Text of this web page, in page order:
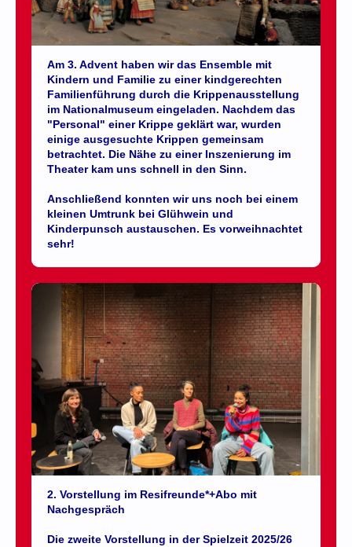
Am 3. Advent haben wir das Ensemble mit
Kindern und Familie zu einer kindgerechten
Familienführung durch die Krippenausstellung
im Nationalmuseum eingeladen. Nachdem das
"Personal" einer Krippe geklärt war, wurden
einige ausgesuchte Krippen gemeinsam
betrachtet. Die Nähe zu einer Inszenierung im
Theater kam uns schnell in den Sinn.
Anschließend konnten wir uns noch bei einem
kleinen Umtrunk bei Glühwein und
Kinderpunsch austauschen. Es vorweihnachtet
sehr!
2. Vorstellung im Resifreunde*+Abo mit
Nachgespräch
Die zweite Vorstellung in der Spielzeit 2025/26